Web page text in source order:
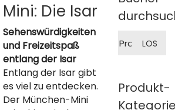
Mini: Die Isar
Sehenswürdigkeiten
und Freizeitspaß
entlang der Isar
Entlang der Isar gibt
es viel zu entdecken.
Der München-Mini
nach:
LOS
Produkt-